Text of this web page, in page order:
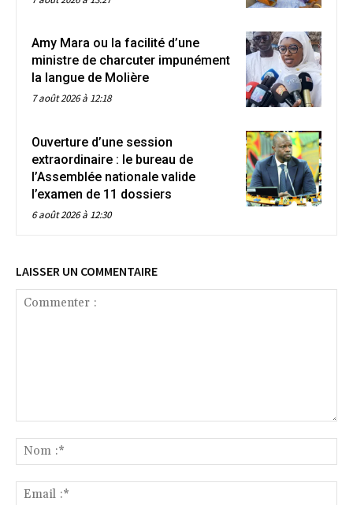
Amy Mara ou la facilité d’une
ministre de charcuter impunément
la langue de Molière
7 août 2026 à 12:18
Ouverture d’une session
extraordinaire : le bureau de
l’Assemblée nationale valide
l’examen de 11 dossiers
6 août 2026 à 12:30
LAISSER UN COMMENTAIRE
:*